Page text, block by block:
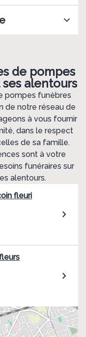
de pompes
alentours
pompes funèbres
de notre réseau de
à vous fournir
dans le respect
de sa famille.
sont à votre
funéraires sur
alentours.
fleuri